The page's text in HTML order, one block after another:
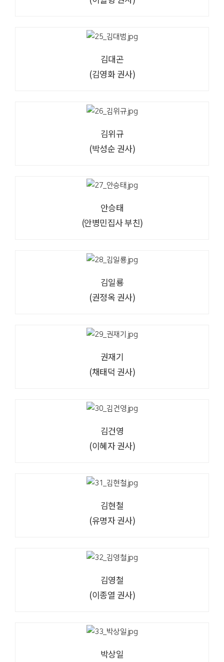
김대곤
(김영화 권사)
김위규
(박성순 권사)
안승태
(안병민집사 부친)
김일룡
(권정옥 권사)
권재기
(채태덕 권사)
김건영
(이혜자 권사)
김현철
(유명자 권사)
김영철
(이종열 권사)
박상일